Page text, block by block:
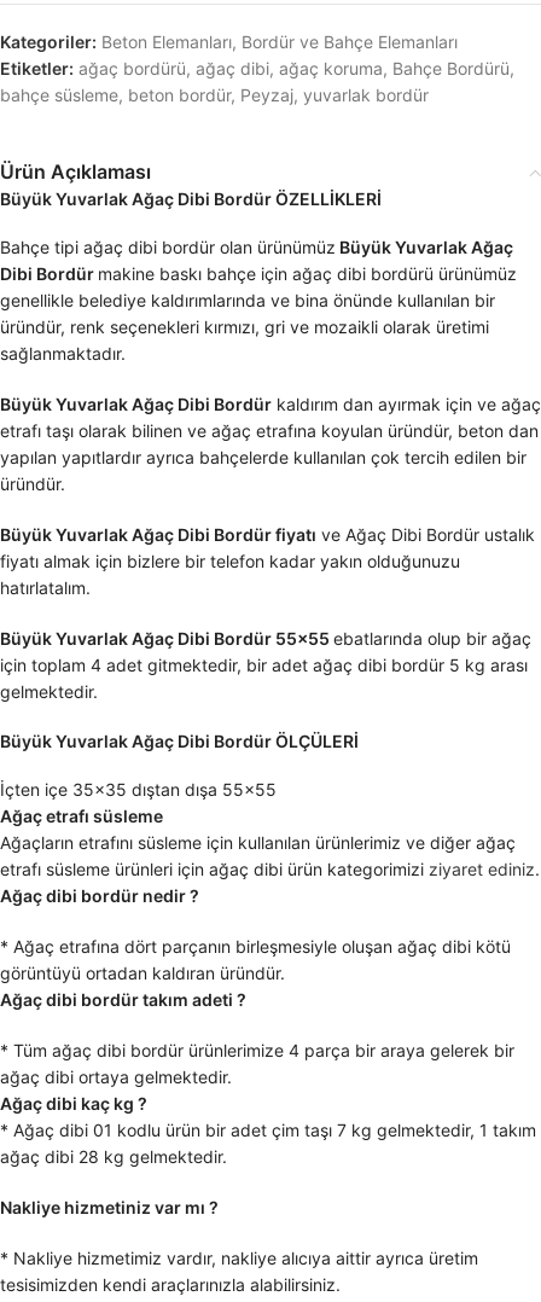
Kategoriler: Beton Elemanları, Bordür ve Bahçe Elemanları
Etiketler: ağaç bordürü, ağaç dibi, ağaç koruma, Bahçe Bordürü,
bahçe süsleme, beton bordür, Peyzaj, yuvarlak bordür
Ürün Açıklaması
Büyük Yuvarlak Ağaç Dibi Bordür ÖZELLİKLERİ
Bahçe tipi ağaç dibi bordür olan ürünümüz Büyük Yuvarlak Ağaç
Dibi Bordür makine baskı bahçe için ağaç dibi bordürü ürünümüz
genellikle belediye kaldırımlarında ve bina önünde kullanılan bir
üründür, renk seçenekleri kırmızı, gri ve mozaikli olarak üretimi
sağlanmaktadır.
Büyük Yuvarlak Ağaç Dibi Bordür kaldırım dan ayırmak için ve ağaç
etrafı taşı olarak bilinen ve ağaç etrafına koyulan üründür, beton dan
yapılan yapıtlardır ayrıca bahçelerde kullanılan çok tercih edilen bir
üründür.
Büyük Yuvarlak Ağaç Dibi Bordür fiyatı ve Ağaç Dibi Bordür ustalık
fiyatı almak için bizlere bir telefon kadar yakın olduğunuzu
hatırlatalım.
Büyük Yuvarlak Ağaç Dibi Bordür 55×55 ebatlarında olup bir ağaç
için toplam 4 adet gitmektedir, bir adet ağaç dibi bordür 5 kg arası
gelmektedir.
Büyük Yuvarlak Ağaç Dibi Bordür ÖLÇÜLERİ
İçten içe 35×35 dıştan dışa 55×55
Ağaç etrafı süsleme
Ağaçların etrafını süsleme için kullanılan ürünlerimiz ve diğer ağaç
etrafı süsleme ürünleri için ağaç dibi ürün kategorimizi ziyaret ediniz.
Ağaç dibi bordür nedir ?
* Ağaç etrafına dört parçanın birleşmesiyle oluşan ağaç dibi kötü
görüntüyü ortadan kaldıran üründür.
Ağaç dibi bordür takım adeti ?
* Tüm ağaç dibi bordür ürünlerimize 4 parça bir araya gelerek bir
ağaç dibi ortaya gelmektedir.
Ağaç dibi kaç kg ?
* Ağaç dibi 01 kodlu ürün bir adet çim taşı 7 kg gelmektedir, 1 takım
ağaç dibi 28 kg gelmektedir.
Nakliye hizmetiniz var mı ?
* Nakliye hizmetimiz vardır, nakliye alıcıya aittir ayrıca üretim
tesisimizden kendi araçlarınızla alabilirsiniz.